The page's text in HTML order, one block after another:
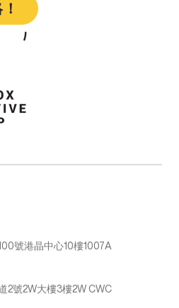
號港晶中心10樓1007A
2號2W大樓3樓2W CWC